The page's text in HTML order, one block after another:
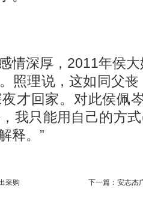
深厚，2011年侯大
照理说，这如同父
才回家。对此侯佩
我只能用自己的方
释。”
采购 下一篇： 安志杰